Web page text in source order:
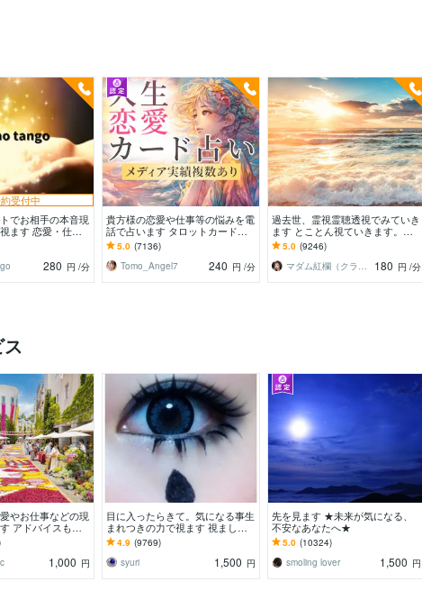
受付中
でお相手の本音現
ます 恋愛・仕
関係の本質を見抜
へ
280 円 /分
貴方様の恋愛や仕事等の悩みを電
話で占います タロットカード、
オラクルカード、ルノルマンカー
ドを使用します
5.0 (7136)
Tomo_Angel7
240 円 /分
過去世、霊視霊聴透視でみていき
ます とことん視ていきます。霊
視霊聴などいろいろな角度で
5.0 (9246)
マダム紅欄（クラン）
180 円 /分
やお仕事などの現
アドバイスもし
ますので安心して
1,000 円
目に入ったらきて。気になる事生
まれつきの力で視ます 視ましょ
う恋愛や仕事などこの先など
4.9 (9769)
syuri
1,500 円
先を見ます ★未来が気になる、
不安なあなたへ★
5.0 (10324)
smoling lover
1,500 円